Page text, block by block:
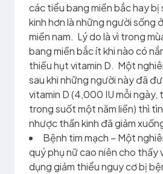
các tiểu bang miền bắc hay bị
kinh hơn là những người sống
miền nam. Lý do là vì trong
bang miền bắc ít khi nào có
thiếu hụt vitamin D. Một
sau khi những người này đã
vitamin D (4,000 IU mỗi ngày,
trong suốt một năm liền) thì
nhược thần kinh đã giảm
Bệnh tim mạch – Một
quý phụ nữ cao niên cho thấy
dụng giảm thiểu nguy cơ bị